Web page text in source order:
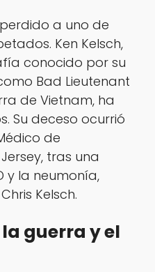
a uno de
Ken Kelsch,
conocido por su
Bad Lieutenant
de Vietnam, ha
Su deceso ocurrió
de
tras una
y la neumonía,
Kelsch.
guerra y el